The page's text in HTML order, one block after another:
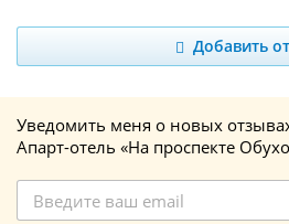
Добавить
Уведомить меня о новых
Апарт-отель «На проспекте